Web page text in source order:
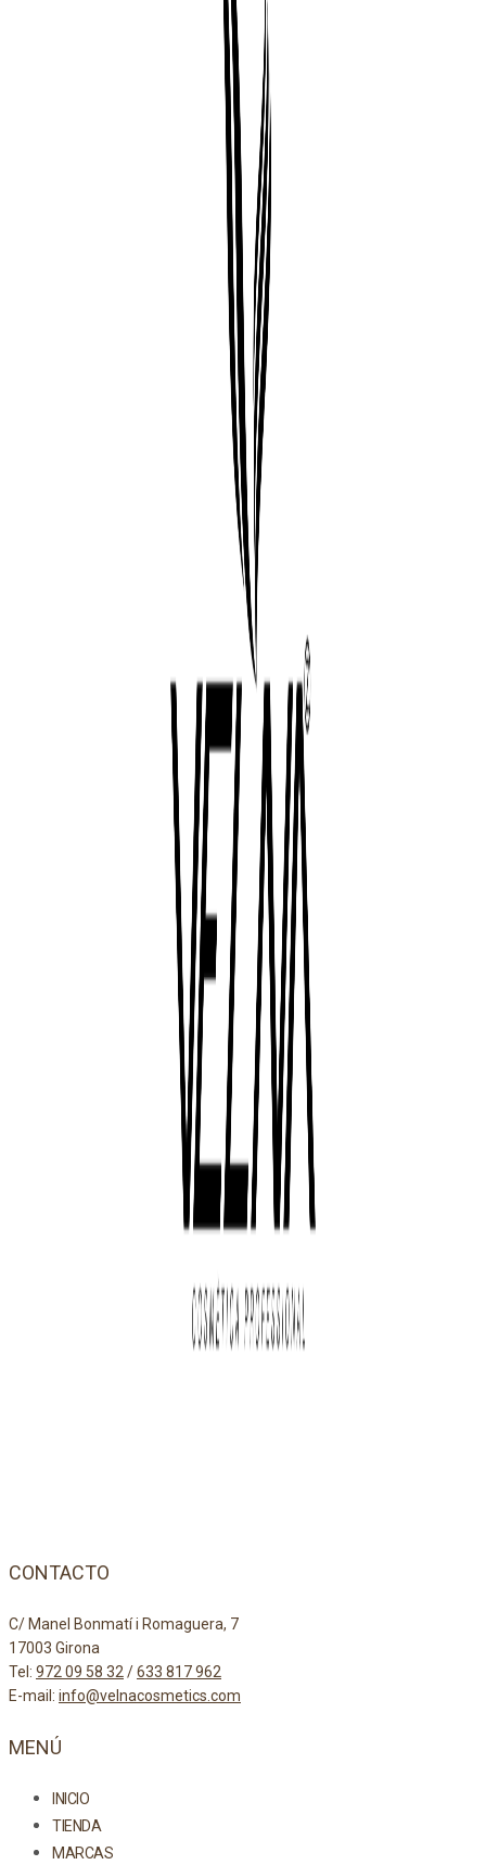
CONTACTO
C/ Manel Bonmatí i Romaguera, 7
17003 Girona
Tel: 972 09 58 32/633 817 962
E-mail: info@velnacosmetics.com
MENÚ
INICIO
TIENDA
MARCAS